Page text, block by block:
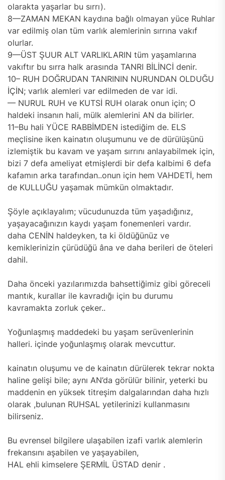
olarakta yaşarlar bu sırrı).
8—ZAMAN MEKAN kaydına bağlı olmayan yüce Ruhlar
var edilmiş olan tüm varlık alemlerinin sırrına vakıf
olurlar.
9—ÜST ŞUUR ALT VARLIKLARIN tüm yaşamlarına
vakıftır bu sırra halk arasında TANRI BİLİNCİ denir.
10– RUH DOĞRUDAN TANRININ NURUNDAN OLDUĞU
İÇİN; varlık alemleri var edilmeden de var idi.
— NURUL RUH ve KUTSİ RUH olarak onun için; O
haldeki insanın hali, mülk alemlerini AN da bilirler.
11–Bu hali YÜCE RABBİMDEN istediğim de. ELS
meçlisine iken kainatın oluşumunu ve de dürülüşünü
izlemiştik bu kavam ve yaşam sırrını anlayabilmek için,
bizi 7 defa ameliyat etmişlerdi bir defa kalbimi 6 defa
kafamın arka tarafından..onun için hem VAHDETİ, hem
de KULLUĞU yaşamak mümkün olmaktadır.
Şöyle açıklayalım; vücudunuzda tüm yaşadığınız,
yaşayacağınızın kaydı yaşam fonemenleri vardır.
daha CENİN haldeyken, ta ki öldüğünüz ve
kemiklerinizin çürüdüğü âna ve daha berileri de öteleri
dahil.
Daha önceki yazılarımızda bahsettiğimiz gibi göreceli
mantık, kurallar ile kavradığı için bu durumu
kavramakta zorluk çeker..
Yoğunlaşmış maddedeki bu yaşam serüvenlerinin
halleri. içinde yoğunlaşmış olarak mevcuttur.
kainatın oluşumu ve de kainatın dürülerek tekrar nokta
haline gelişi bile; aynı AN’da görülür bilinir, yeterki bu
maddenin en yüksek titreşim dalgalarından daha hızlı
olarak ,bulunan RUHSAL yetilerinizi kullanmasını
bilirseniz.
Bu evrensel bilgilere ulaşabilen izafi varlık alemlerin
frekansını aşabilen ve yaşayabilen,
HAL ehli kimselere ŞERMİL ÜSTAD denir .